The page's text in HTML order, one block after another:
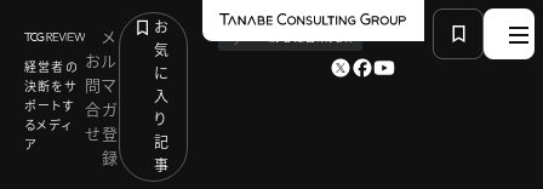
経営者の
決断をサ
ポートす
るメディ
ア
お
問
合
せ
メ
ル
マ
ガ
登
録
お
気
に
入
り
記
事